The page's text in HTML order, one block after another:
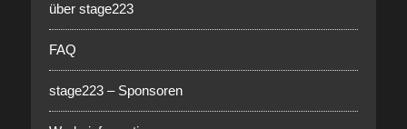
über stage223
FAQ
stage223 – Sponsoren